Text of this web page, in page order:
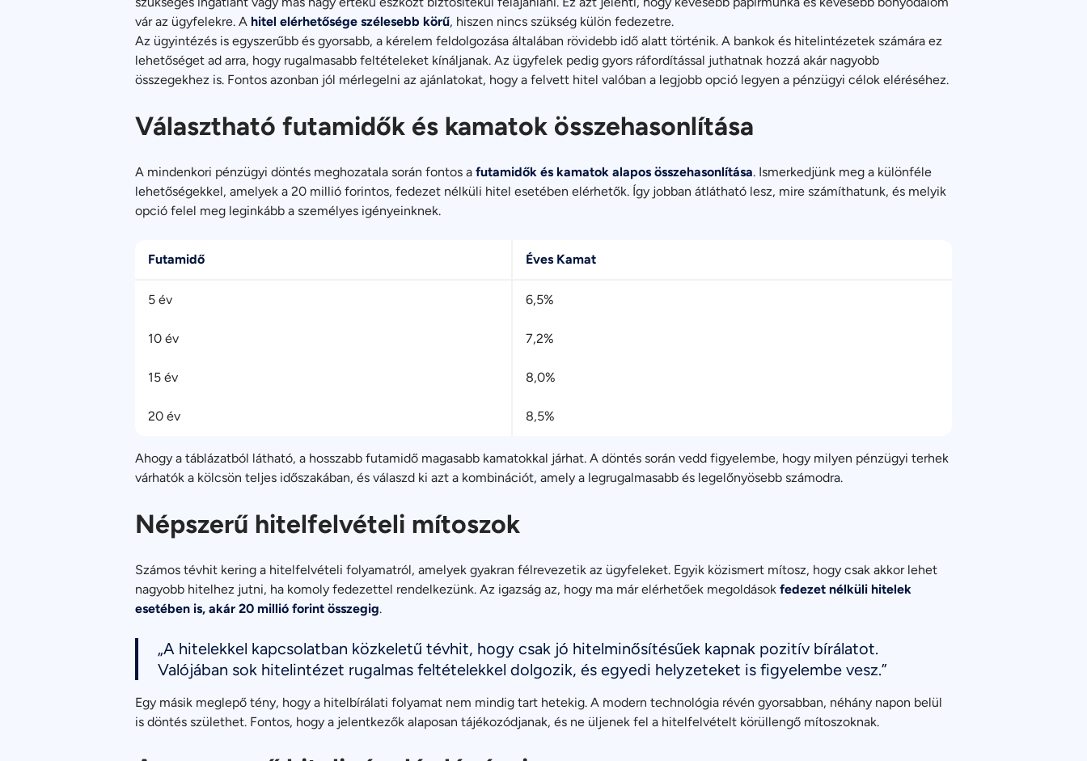
vár az ügyfelekre. A hitel elérhetősége szélesebb körű, hiszen nincs szükség külön fedezetre.
Az ügyintézés is egyszerűbb és gyorsabb, a kérelem feldolgozása általában rövidebb idő alatt történik. A bankok és hitelintézetek számára ez
lehetőséget ad arra, hogy rugalmasabb feltételeket kínáljanak. Az ügyfelek pedig gyors ráfordítással juthatnak hozzá akár nagyobb
összegekhez is. Fontos azonban jól mérlegelni az ajánlatokat, hogy a felvett hitel valóban a legjobb opció legyen a pénzügyi célok eléréséhez.
Választható futamidők és kamatok összehasonlítása
A mindenkori pénzügyi döntés meghozatala során fontos a futamidők és kamatok alapos összehasonlítása. Ismerkedjünk meg a különféle
lehetőségekkel, amelyek a 20 millió forintos, fedezet nélküli hitel esetében elérhetők. Így jobban átlátható lesz, mire számíthatunk, és melyik
opció felel meg leginkább a személyes igényeinknek.
Futamidő Éves Kamat
5 év 6,5%
10 év 7,2%
15 év 8,0%
20 év 8,5%
Ahogy a táblázatból látható, a hosszabb futamidő magasabb kamatokkal járhat. A döntés során vedd figyelembe, hogy milyen pénzügyi terhek
várhatók a kölcsön teljes időszakában, és válaszd ki azt a kombinációt, amely a legrugalmasabb és legelőnyösebb számodra.
Népszerű hitelfelvételi mítoszok
Számos tévhit kering a hitelfelvételi folyamatról, amelyek gyakran félrevezetik az ügyfeleket. Egyik közismert mítosz, hogy csak akkor lehet
nagyobb hitelhez jutni, ha komoly fedezettel rendelkezünk. Az igazság az, hogy ma már elérhetőek megoldások fedezet nélküli hitelek
esetében is, akár 20 millió forint összegig.
„A hitelekkel kapcsolatban közkeletű tévhit, hogy csak jó hitelminősítésűek kapnak pozitív bírálatot.
Valójában sok hitelintézet rugalmas feltételekkel dolgozik, és egyedi helyzeteket is figyelembe vesz.”
Egy másik meglepő tény, hogy a hitelbírálati folyamat nem mindig tart hetekig. A modern technológia révén gyorsabban, néhány napon belül
is döntés születhet. Fontos, hogy a jelentkezők alaposan tájékozódjanak, és ne üljenek fel a hitelfelvételt körüllengő mítoszoknak.